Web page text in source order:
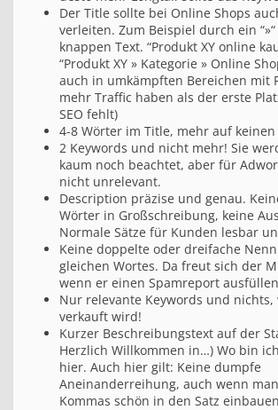
Der Title sollte bei Online Shops
verleiten. Zum Beispiel durch ein
knappen Text. “Produkt XY online
“Produkt XY » Kategorie » Online
auch in umkämpften Bereichen mit
mehr Traffic haben als der erste
SEO fehlt)
4-8 Wörter im Title, mehr auf keinen
2 Keywords und nicht mehr! Sie
kaum noch beachtet, aber für
nicht unrelevant.
Description präzise und genau.
Wörter in Großschreibung, keine
Normale Sätze für Kunden lesbar
Keine doppelte oder dreifache
gleichen Wortes. Da freut sich der
wenn er einen Spamreport
Nur relevante Keywords und nichts,
verkauft wird!
Kurzer Beschreibungstext auf der
Herzlich Willkommen in…) Wo bin
hier. Auch hier gilt: Keine dumpfe
Aneinanderreihung, auch wenn
Kommas schön in den Satz